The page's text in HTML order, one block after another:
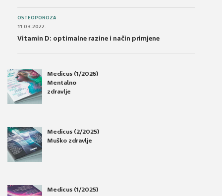
OSTEOPOROZA
11.03.2022.
Vitamin D: optimalne razine i način primjene
Medicus (1/2026)
Mentalno
zdravlje
Medicus (2/2025)
Muško zdravlje
Medicus (1/2025)